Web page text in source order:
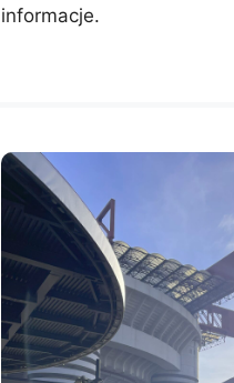
informacje.